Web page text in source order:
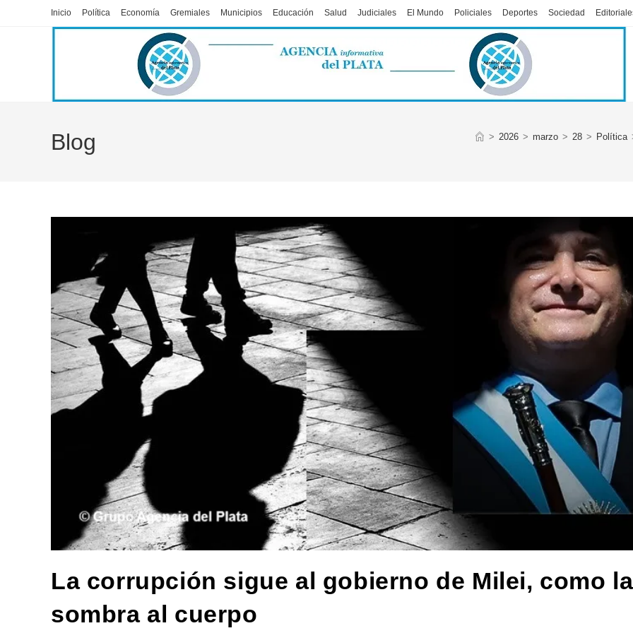
Inicio Política Economía Gremiales Municipios Educación Salud Judiciales El Mundo Policiales Deportes Sociedad
Blog > 2026 > marzo > 28 > Política
La corrupción sigue al gobierno de Milei, como la
sombra al cuerpo